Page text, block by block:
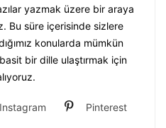
yazmak üzere bir araya
Bu süre içerisinde sizlere
konularda mümkün
bir dille ulaştırmak için
Instagram Pinterest